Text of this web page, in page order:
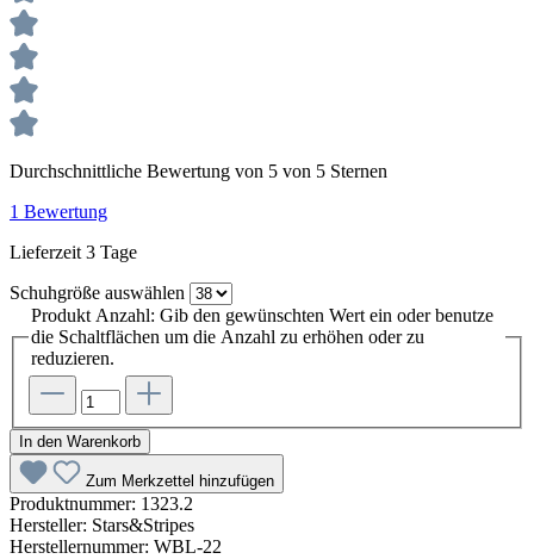
Durchschnittliche Bewertung von 5 von 5 Sternen
1 Bewertung
Lieferzeit 3 Tage
Schuhgröße auswählen
Produkt Anzahl: Gib den gewünschten Wert ein oder benutze
die Schaltflächen um die Anzahl zu erhöhen oder zu
reduzieren.
In den Warenkorb
Zum Merkzettel hinzufügen
Produktnummer: 1323.2
Hersteller: Stars&Stripes
Herstellernummer: WBL-22